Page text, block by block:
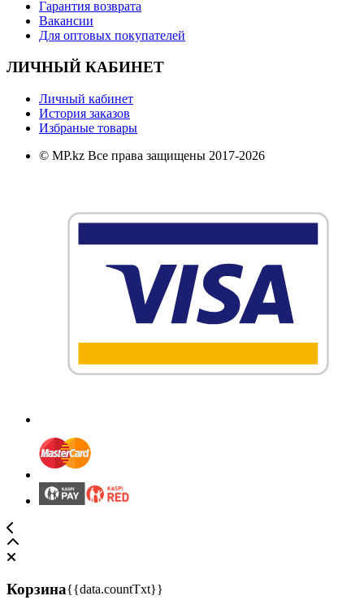
Гарантия возврата
Вакансии
Для оптовых покупателей
ЛИЧНЫЙ КАБИНЕТ
Личный кабинет
История заказов
Избраные товары
© MP.kz Все права защищены 2017-2026
Корзина{{data.countTxt}}